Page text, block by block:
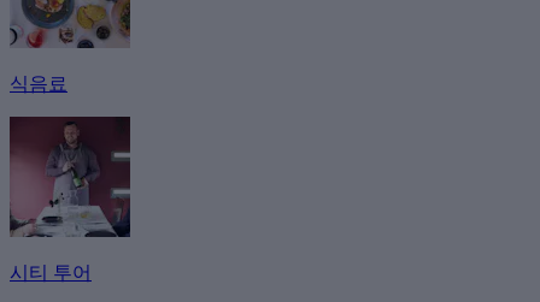
식음료
시티 투어